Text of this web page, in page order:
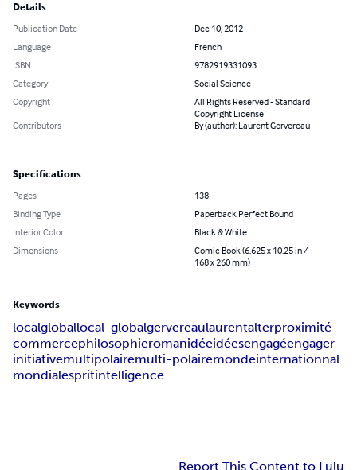
Details
Publication Date
Dec 10, 2012
Language
French
ISBN
9782919331093
Category
Social Science
Copyright
All Rights Reserved - Standard
Copyright License
Contributors
By (author): Laurent Gervereau
Specifications
Pages
138
Binding Type
Paperback Perfect Bound
Interior Color
Black & White
Dimensions
Comic Book (6.625 x 10.25 in /
168 x 260 mm)
Keywords
localgloballocal-globalgervereaulaurentalterproximité
commercephilosophieromanidéeidéesengagéengager
initiativemultipolairemulti-polairemondeinternationnal
mondialespritintelligence
Report This Content to Lulu